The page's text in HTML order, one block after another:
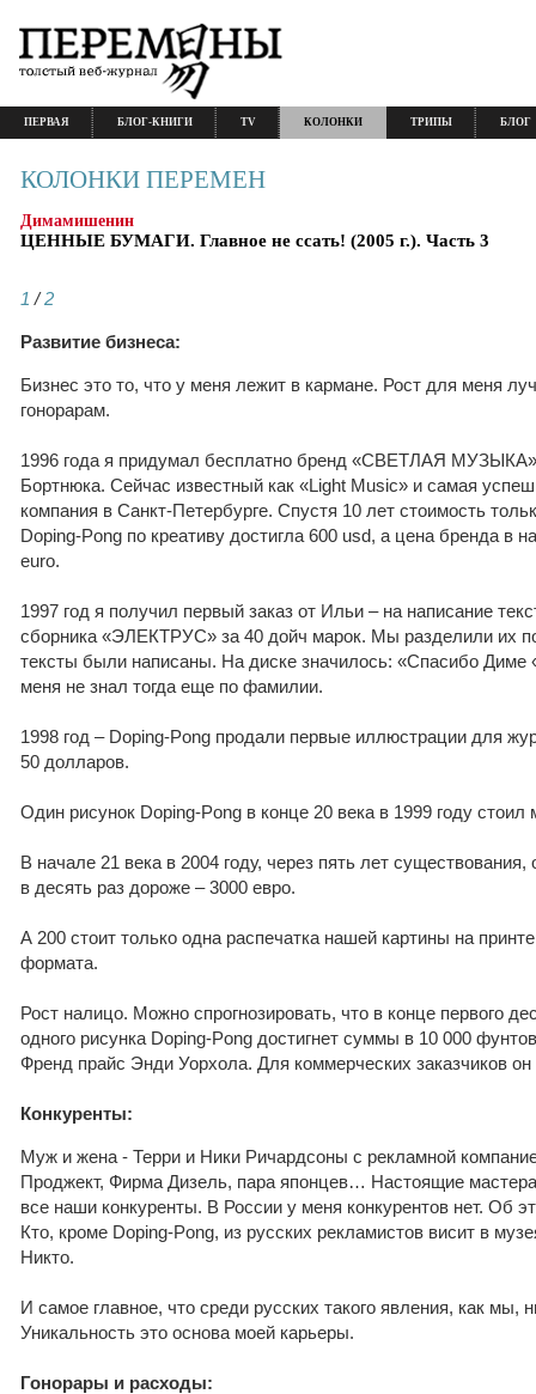
ПЕРВАЯ БЛОГ-КНИГИ TV КОЛОНКИ ТРИПЫ БЛОГ
КОЛОНКИ ПЕРЕМЕН
Димамишенин
ЦЕННЫЕ БУМАГИ. Главное не ссать! (2005 г.). Часть 3
1 /2
Развитие бизнеса:
Бизнес это то, что у меня лежит в кармане. Рост для меня
гонорарам.
1996 года я придумал бесплатно бренд «СВЕТЛАЯ МУЗЫКА»
Бортнюка. Сейчас известный как «Light Music» и самая
компания в Санкт-Петербурге. Спустя 10 лет стоимость
Doping-Pong по креативу достигла 600 usd, а цена бренда в
euro.
1997 год я получил первый заказ от Ильи – на написание
сборника «ЭЛЕКТРУС» за 40 дойч марок. Мы разделили их
тексты были написаны. На диске значилось: «Спасибо Диме
меня не знал тогда еще по фамилии.
1998 год – Doping-Pong продали первые иллюстрации для
50 долларов.
Один рисунок Doping-Pong в конце 20 века в 1999 году
В начале 21 века в 2004 году, через пять лет
в десять раз дороже – 3000 евро.
А 200 стоит только одна распечатка нашей картины на
формата.
Рост налицо. Можно спрогнозировать, что в конце первого
одного рисунка Doping-Pong достигнет суммы в 10 000
Френд прайс Энди Уорхола. Для коммерческих заказчиков
Конкуренты:
Муж и жена - Терри и Ники Ричардсоны с рекламной
Проджект, Фирма Дизель, пара японцев… Настоящие
все наши конкуренты. В России у меня конкурентов нет. Об
Кто, кроме Doping-Pong, из русских рекламистов висит в
Никто.
И самое главное, что среди русских такого явления, как мы,
Уникальность это основа моей карьеры.
Гонорары и расходы: